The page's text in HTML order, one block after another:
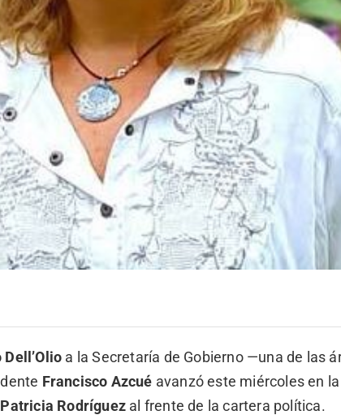
a la Secretaría de Gobierno —una de las
Francisco Azcué avanzó este miércoles en
Patricia Rodríguez al frente de la cartera política.